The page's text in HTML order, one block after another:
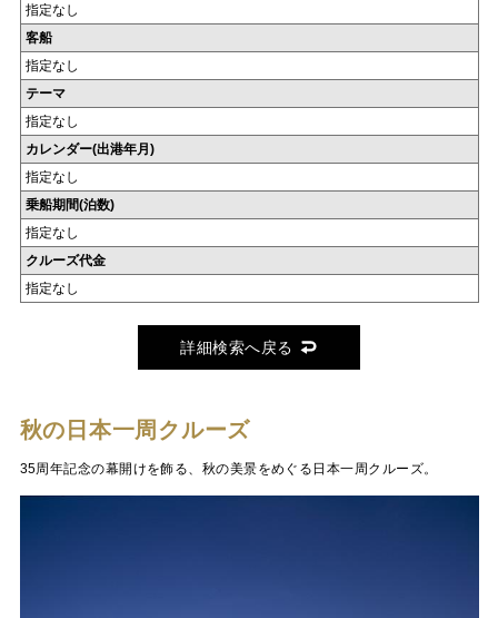
指定なし
客船
指定なし
テーマ
指定なし
カレンダー(出港年月)
指定なし
乗船期間(泊数)
指定なし
クルーズ代金
指定なし
詳細検索へ戻る
秋の日本一周クルーズ
35周年記念の幕開けを飾る、秋の美景をめぐる日本一周クルーズ。